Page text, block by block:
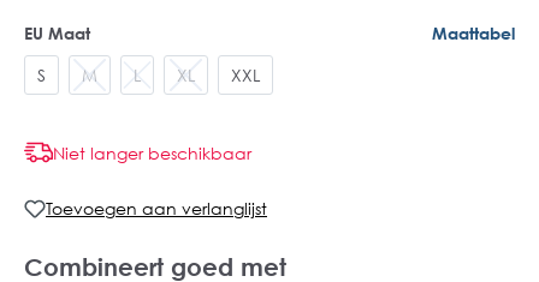
EU Maat Maattabel
S M L XL XXL
Niet langer beschikbaar
Toevoegen aan verlanglijst
Combineert goed met